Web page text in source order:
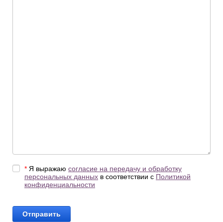
* Я выражаю согласие на передачу и обработку
персональных данныхв соответствии с Политикой
конфиденциальности
Отправить